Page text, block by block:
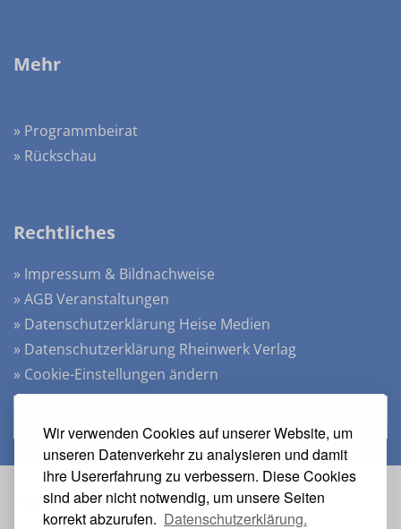
Wir verwenden Cookies auf unserer Website, um
unseren Datenverkehr zu analysieren und damit
ihre Usererfahrung zu verbessern. Diese Cookies
sind aber nicht notwendig, um unsere Seiten
korrekt abzurufen. Datenschutzerklärung.
Mehr
» Programmbeirat
» Rückschau
Rechtliches
» Impressum & Bildnachweise
» AGB Veranstaltungen
» Datenschutzerklärung Heise Medien
» Datenschutzerklärung Rheinwerk Verlag
» Cookie-Einstellungen ändern
Veranstalter